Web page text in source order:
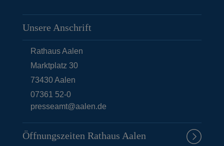
Unsere Anschrift
Rathaus Aalen
Marktplatz 30
73430Aalen
07361 52-0
presseamt@aalen.de
Öffnungszeiten Rathaus Aalen